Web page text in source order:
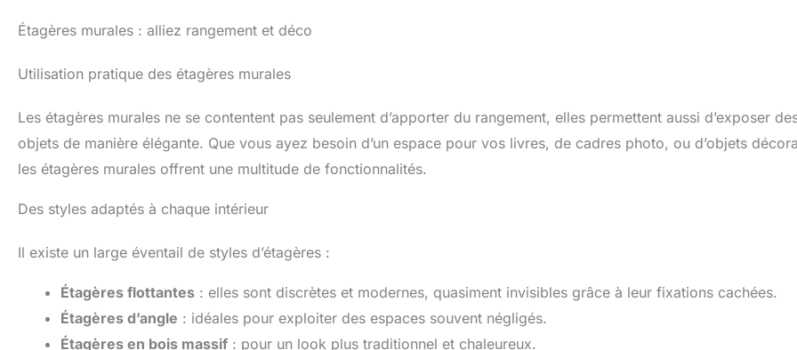
Étagères murales : alliez rangement et déco
Utilisation pratique des étagères murales
Les étagères murales ne se contentent pas seulement d’apporter du rangement, elles permettent aussi d’exposer
objets de manière élégante. Que vous ayez besoin d’un espace pour vos livres, de cadres photo, ou d’objets
les étagères murales offrent une multitude de fonctionnalités.
Des styles adaptés à chaque intérieur
Il existe un large éventail de styles d’étagères :
Étagères flottantes : elles sont discrètes et modernes, quasiment invisibles grâce à leur fixations cachées.
Étagères d’angle : idéales pour exploiter des espaces souvent négligés.
Étagères en bois massif : pour un look plus traditionnel et chaleureux.